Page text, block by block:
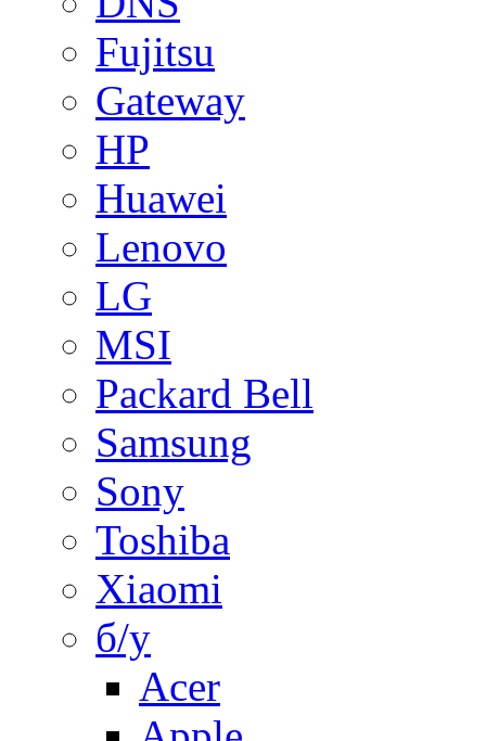
Fujitsu
Gateway
HP
Huawei
Lenovo
LG
MSI
Packard Bell
Samsung
Sony
Toshiba
Xiaomi
б/у
Acer